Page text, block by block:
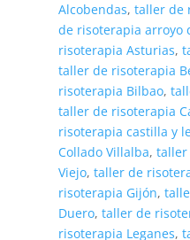
Alcobendas, taller de
de risoterapia arroyo
risoterapia Asturias,
taller de risoterapia
risoterapia Bilbao,
taller de risoterapia
risoterapia castilla y
Collado Villalba, taller
Viejo, taller de
risoterapia Gijón,
Duero, taller de
risoterapia Leganes,